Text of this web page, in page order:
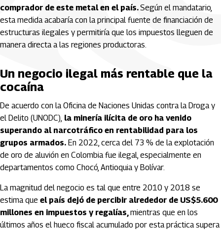
comprador de este metal en el país.Según el mandatario,
esta medida acabaría con la principal fuente de financiación de
estructuras ilegales y permitiría que los impuestos lleguen de
manera directa a las regiones productoras.
Un negocio ilegal más rentable que la
cocaína
De acuerdo con la Oficina de Naciones Unidas contra la Droga y
el Delito (UNODC), la minería ilícita de oro ha venido
superando al narcotráfico en rentabilidad para los
grupos armados. En 2022, cerca del 73 % de la explotación
de oro de aluvión en Colombia fue ilegal, especialmente en
departamentos como Chocó, Antioquia y Bolívar.
La magnitud del negocio es tal que entre 2010 y 2018 se
estima que el país dejó de percibir alrededor de US$5.600
millones en impuestos y regalías,mientras que en los
últimos años el hueco fiscal acumulado por esta práctica supera